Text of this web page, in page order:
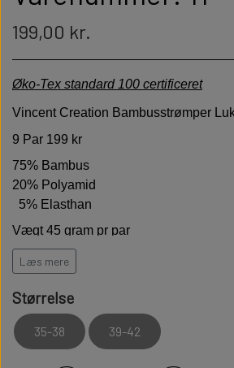
199,00 kr.
Øko-Tex standard 100 certificeret
Vincent Creation Bambusstrømper
9 Par 199 kr
75% Bambus
20% Polyamid
5% Elasthan
Vægt 45 gram pr par
Modstandsdygtige over for slid
Sidder perfekt på foden
Læs mere
Størrelse
35-38 39-42